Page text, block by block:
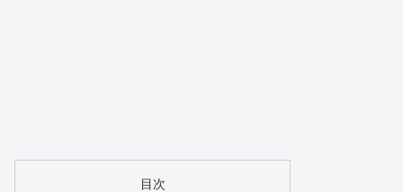
目次